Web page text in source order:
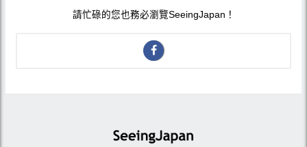
請忙碌的您也務必瀏覽SeeingJapan！